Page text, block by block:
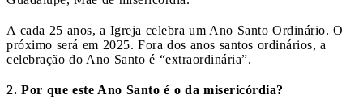
A cada 25 anos, a Igreja celebra um Ano Santo Ordinário. O
próximo será em 2025. Fora dos anos santos ordinários, a
celebração do Ano Santo é “extraordinária”.
2. Por que este Ano Santo é o da misericórdia?